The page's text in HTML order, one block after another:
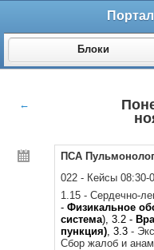
Блоки
←
ПСА
022 - Кейсы 08:30-
1.15 - Сердечно-
- Физикальное
система), 3.2 -
пункция), 3.3-
Сбор жалоб и